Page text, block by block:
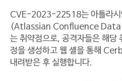
CVE-2023-22518는 아틀라시
(Atlassian Confluence Data
는 취약점으로, 공격자들은 해당
정을 생성하고 웹 셸을 통해
내려받은 후 실행합니다.